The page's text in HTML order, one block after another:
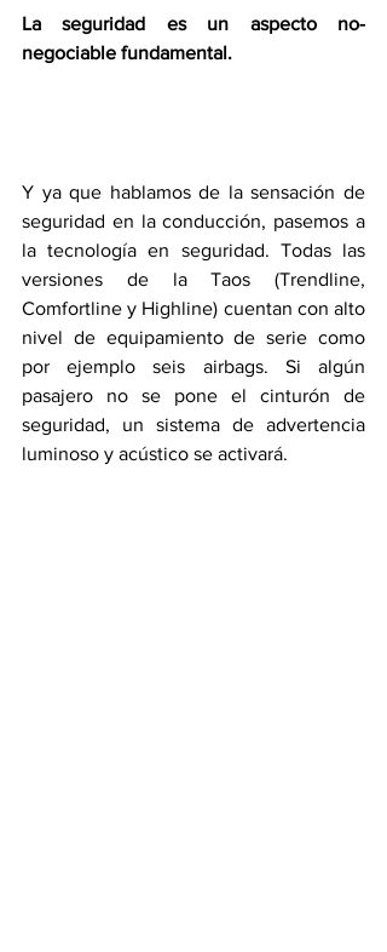
La seguridad es un aspecto no-
negociable fundamental.
Y ya que hablamos de la sensación de
seguridad en la conducción, pasemos a
la tecnología en seguridad. Todas las
versiones de la Taos (Trendline,
Comfortline y Highline) cuentan con alto
nivel de equipamiento de serie como
por ejemplo seis airbags. Si algún
pasajero no se pone el cinturón de
seguridad, un sistema de advertencia
luminoso y acústico se activará.